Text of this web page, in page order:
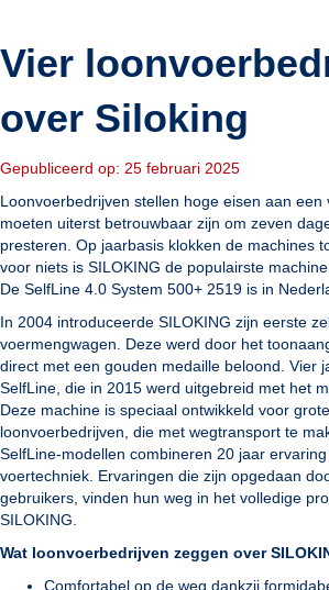
Vier
over Siloking
Gepubliceerd op: 25 februari 2025
Loonvoerbedrijven stellen hoge eisen aan
moeten uiterst betrouwbaar zijn om zeven
presteren. Op jaarbasis klokken de machines
voor niets is SILOKING de populairste
De SelfLine 4.0 System 500+ 2519 is in
In 2004 introduceerde SILOKING zijn eerste
voermengwagen. Deze werd door het
direct met een gouden medaille beloond. Vier
SelfLine, die in 2015 werd uitgebreid met het
Deze machine is speciaal ontwikkeld voor
loonvoerbedrijven, die met wegtransport te
SelfLine-modellen combineren 20 jaar
voertechniek. Ervaringen die zijn opgedaan
gebruikers, vinden hun weg in het volledige
SILOKING.
Wat loonvoerbedrijven zeggen over
Comfortabel op de weg dankzij